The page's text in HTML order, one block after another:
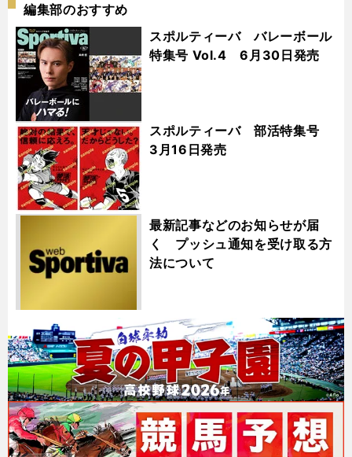
編集部のおすすめ
スポルティーバ バレーボール
特集号 Vol.4 6月30日発売
スポルティーバ 部活特集号
3月16日発売
最新記事などのお知らせが届
く プッシュ通知を受け取る方
法について